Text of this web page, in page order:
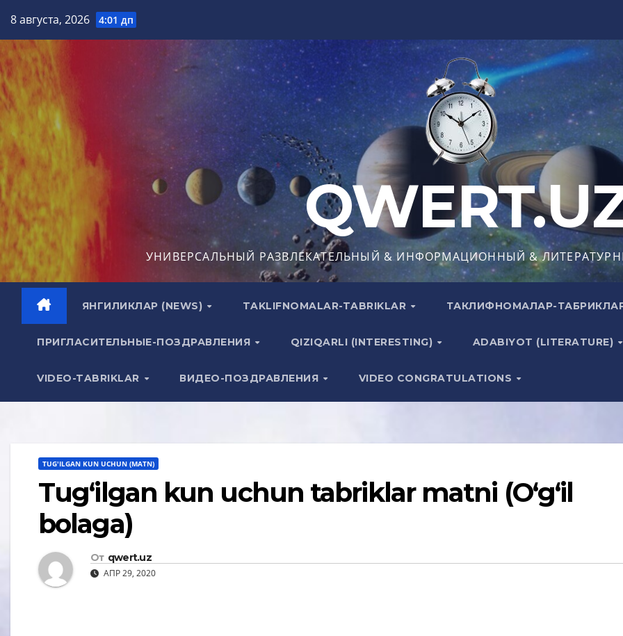
содержимому
8 августа, 2026 4:01 дп
УНИВЕРСАЛЬНЫЙ РАЗВЛЕКАТЕЛЬНЫЙ & ИНФОРМАЦИОННЫЙ &
ЯНГИЛИКЛАР (NEWS) TAKLIFNOMALAR-TABRIKLAR ТАКЛИФНОМАЛАР-
ПРИГЛАСИТЕЛЬНЫЕ-ПОЗДРАВЛЕНИЯ QIZIQARLI (INTERESTING) ADABIYOT (LITERATURE)
VIDEO-TABRIKLAR ВИДЕО-ПОЗДРАВЛЕНИЯ VIDEO CONGRATULATIONS
TUG'ILGAN KUN UCHUN (MATN)
Tug‘ilgan kun uchun tabriklar matni (O‘g‘il
bolaga)
От qwert.uz
АПР 29, 2020